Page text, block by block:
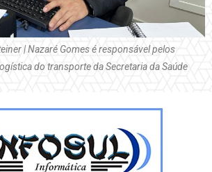
| Nazaré Gomes é responsável pelos
do transporte da Secretaria da Saúde